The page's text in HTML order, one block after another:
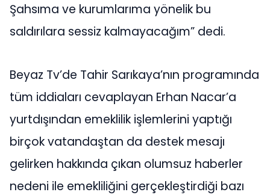
Şahsıma ve kurumlarıma yönelik bu
saldırılara sessiz kalmayacağım” dedi.
Beyaz Tv’de Tahir Sarıkaya’nın programında
tüm iddiaları cevaplayan Erhan Nacar’a
yurtdışından emeklilik işlemlerini yaptığı
birçok vatandaştan da destek mesajı
gelirken hakkında çıkan olumsuz haberler
nedeni ile emekliliğini gerçekleştirdiği bazı